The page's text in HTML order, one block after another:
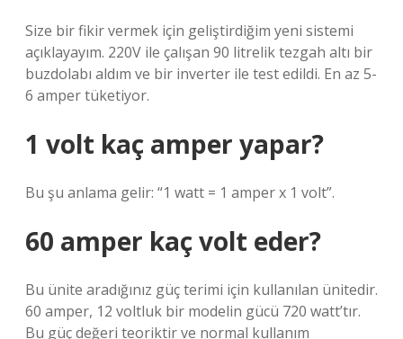
Size bir fikir vermek için geliştirdiğim yeni sistemi
açıklayayım. 220V ile çalışan 90 litrelik tezgah altı bir
buzdolabı aldım ve bir inverter ile test edildi. En az 5-
6 amper tüketiyor.
1 volt kaç amper yapar?
Bu şu anlama gelir: “1 watt = 1 amper x 1 volt”.
60 amper kaç volt eder?
Bu ünite aradığınız güç terimi için kullanılan ünitedir.
60 amper, 12 voltluk bir modelin gücü 720 watt’tır.
Bu güç değeri teoriktir ve normal kullanım